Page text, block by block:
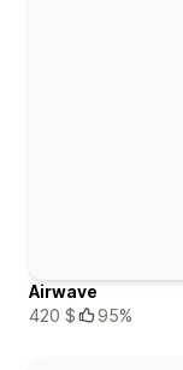
Airwave
420 $
95%